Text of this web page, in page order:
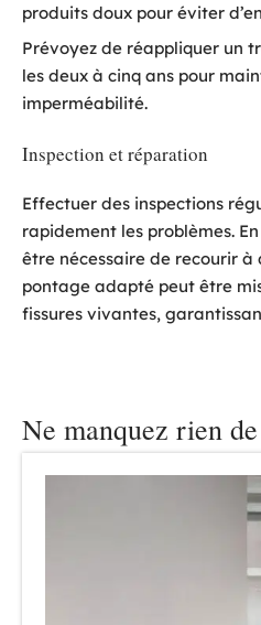
produits doux pour éviter
Prévoyez de réappliquer un
les deux à cinq ans pour
imperméabilité.
Inspection et réparation
Effectuer des inspections
rapidement les problèmes.
être nécessaire de recourir à
pontage adapté peut être
fissures vivantes,
Ne manquez rien